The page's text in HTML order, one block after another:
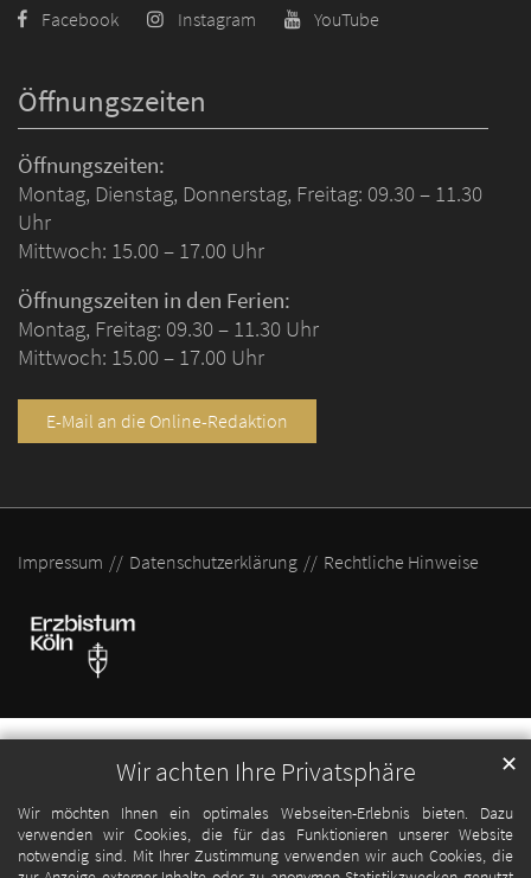
Wir achten Ihre Privatsphäre
Wir möchten Ihnen ein optimales Webseiten-Erlebnis bieten. Dazu
verwenden wir Cookies, die für das Funktionieren unserer Website
notwendig sind. Mit Ihrer Zustimmung verwenden wir auch Cookies, die
✕
Öffnungszeiten
Öffnungszeiten:
Montag, Dienstag, Donnerstag, Freitag: 09.30 – 11.30
Uhr
Mittwoch: 15.00 – 17.00 Uhr
Öffnungszeiten in den Ferien:
Montag, Freitag: 09.30 – 11.30 Uhr
Mittwoch: 15.00 – 17.00 Uhr
E-Mail an die Online-Redaktion
Facebook Instagram YouTube
Impressum Datenschutzerklärung Rechtliche Hinweise